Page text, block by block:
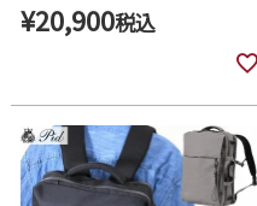
¥20,900税込